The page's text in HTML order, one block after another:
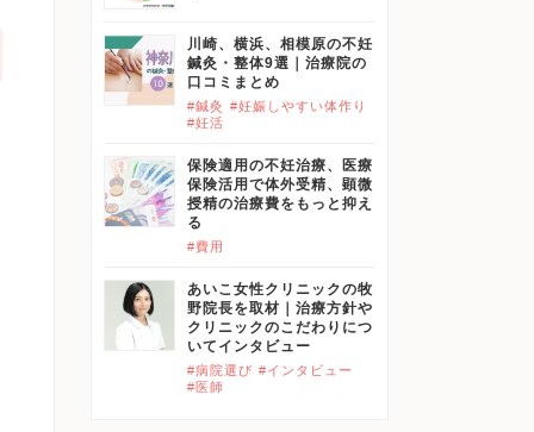
川崎、横浜、相模原の不妊
鍼灸・整体9選｜治療院の
口コミまとめ
#鍼灸 #妊娠しやすい体作り
#妊活
保険適用の不妊治療、医療
保険活用で体外受精、顕微
授精の治療費をもっと抑え
る
#費用
あいこ女性クリニックの牧
野院長を取材｜治療方針や
クリニックのこだわりにつ
いてインタビュー
#病院選び #インタビュー
#医師